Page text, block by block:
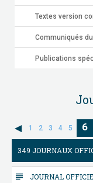
Textes version
Communiqués
Publications
1 2 3 4 5 6
349 JOURNAUX
subject JOURNAL